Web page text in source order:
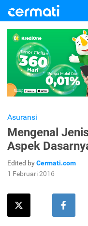
Asuransi
Mengenal
Aspek
Edited byCermati.com
1 Februari 2016